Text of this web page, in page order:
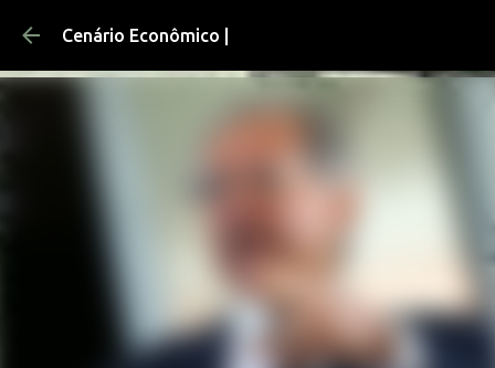
Pular para o conteúdo principal
Cenário Econômico |